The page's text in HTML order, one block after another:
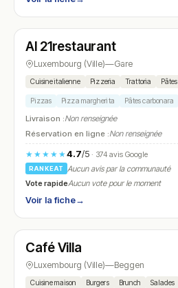
N° 10
Al 21restaurant
Luxembourg (Ville)—Gare
Cuisine italienne Pizzeria Trattoria Pâtes
Pizzas Pizza margherita Pâtes carbonara
Livraison :Non renseignée
Réservation en ligne :Non renseignée
★★★★★4.7/5· 374 avis Google
RANKEAT
Aucun avis par la communauté
Vote rapideAucun vote pour le moment
Voir la fiche→
N° 11
Café Villa
Luxembourg (Ville)—Beggen
Cuisine maison Burgers Brunch Salades